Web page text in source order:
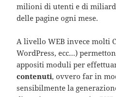
milioni di utenti e di
delle pagine ogni mese.
A livello WEB invece molti
WordPress, ecc…)
appositi moduli per
contenuti, ovvero far in
sensibilmente la